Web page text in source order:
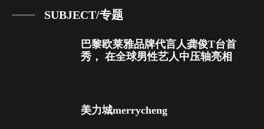
SUBJECT/专题
巴黎欧莱雅品牌代言人龚俊T台首
秀， 在全球男性艺人中压轴亮相
美力城merrycheng